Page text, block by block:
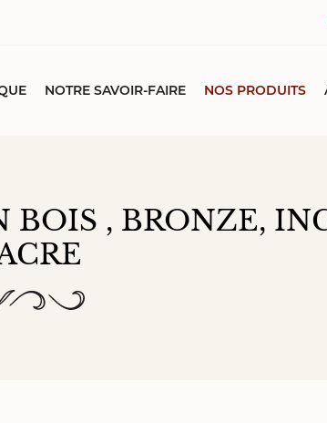
NOTRE SAVOIR-FAIRE NOS PRODUITS
, BRONZE,